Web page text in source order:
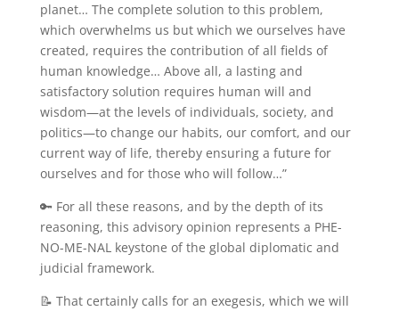
planet… The complete solution to this problem,
which overwhelms us but which we ourselves have
created, requires the contribution of all fields of
human knowledge… Above all, a lasting and
satisfactory solution requires human will and
wisdom—at the levels of individuals, society, and
politics—to change our habits, our comfort, and our
current way of life, thereby ensuring a future for
ourselves and for those who will follow…”
🔑 For all these reasons, and by the depth of its
reasoning, this advisory opinion represents a PHE-
NO-ME-NAL keystone of the global diplomatic and
judicial framework.
📝 That certainly calls for an exegesis, which we will